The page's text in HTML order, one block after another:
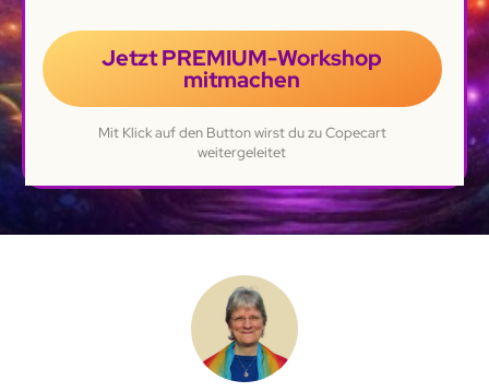
Jetzt PREMIUM-Workshop
mitmachen
Mit Klick auf den Button wirst du zu Copecart
weitergeleitet